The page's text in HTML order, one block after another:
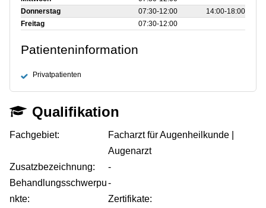
Donnerstag
07:30‑12:00
14:00‑18:00
Freitag
07:30‑12:00
Patienteninformation
Privatpatienten
Qualifikation
Fachgebiet:
Facharzt für Augenheilkunde |
Augenarzt
Zusatzbezeichnung:
-
Behandlungsschwerpu
nkte:
-
Zertifikate: